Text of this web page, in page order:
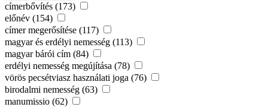
címerbővítés (173)
előnév (154)
címer megerősítése (117)
magyar és erdélyi nemesség (113)
magyar bárói cím (84)
erdélyi nemesség megújítása (78)
vörös pecsétviasz használati joga (76)
birodalmi nemesség (63)
manumissio (62)